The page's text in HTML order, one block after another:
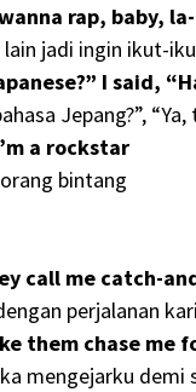
rap, baby,
lain jadi ingin ikut-
I said,
Jepang?”,
a rockstar
bintang
call me catch-
perjalanan
them chase me
mengejarku demi